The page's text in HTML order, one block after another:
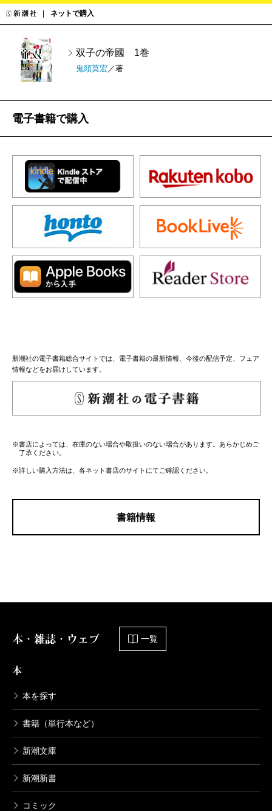
ネットで購入
双子の帝國 1巻
鬼頭莫宏 ／著
電子書籍で購入
新潮社の電子書籍総合サイトでは、電子書籍の最新情報、今後の配信予定、フェア
情報などをお届けしています。
※書店によっては、在庫のない場合や取扱いのない場合があります。あらかじめご
了承ください。
※詳しい購入方法は、各ネット書店のサイトにてご確認ください。
書籍情報
本・雑誌・ウェブ 一覧
本
本を探す
書籍（単行本など）
新潮文庫
新潮新書
コミック